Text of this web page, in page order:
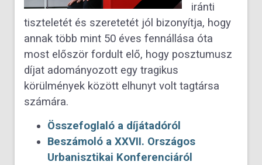
iránti
tiszteletét és szeretetét jól bizonyítja, hogy
annak több mint 50 éves fennállása óta
most először fordult elő, hogy posztumusz
díjat adományozott egy tragikus
körülmények között elhunyt volt tagtársa
számára.
Összefoglaló a díjátadóról
Beszámoló a XXVII. Országos
Urbanisztikai Konferenciáról